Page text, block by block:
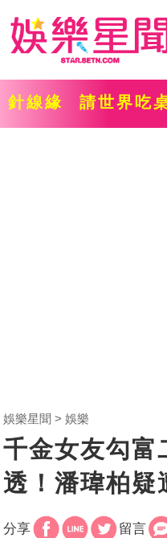
針線緣 請世界吃
娛樂星聞 娛樂
千金女友勾富
透！潘瑋柏疑
分享 留言